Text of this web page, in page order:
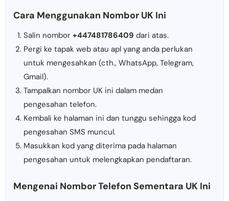
Cara Menggunakan Nombor UK Ini
Salin nombor +447481786409 dari atas.
Pergi ke tapak web atau apl yang anda perlukan
untuk mengesahkan (cth., WhatsApp, Telegram,
Gmail).
Tampalkan nombor UK ini dalam medan
pengesahan telefon.
Kembali ke halaman ini dan tunggu sehingga kod
pengesahan SMS muncul.
Masukkan kod yang diterima pada halaman
pengesahan untuk melengkapkan pendaftaran.
Mengenai Nombor Telefon Sementara UK Ini